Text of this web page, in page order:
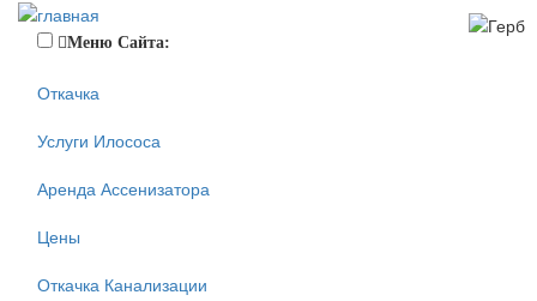
Меню Сайта:
Откачка
Услуги Илососа
Аренда Ассенизатора
Цены
Откачка Канализации